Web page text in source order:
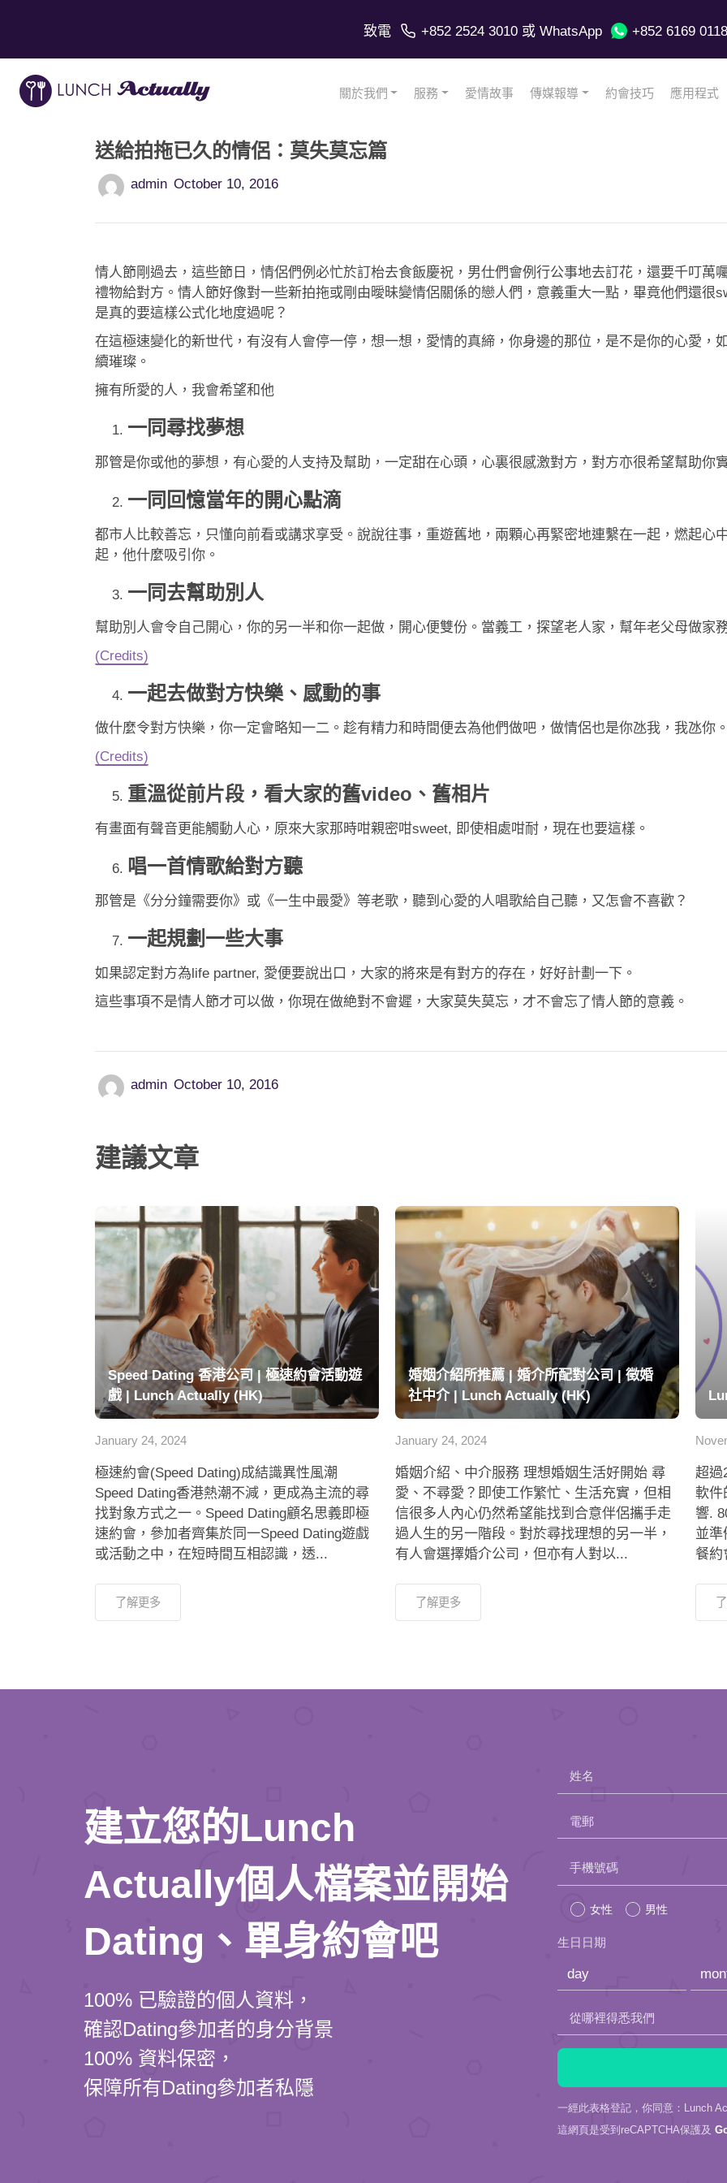
致電 +852 2524 3010或 WhatsApp +852 6169 0118
關於我們 服務 愛情故事 傳媒報導 約會技巧 應用程式
送給拍拖已久的情侶：莫失莫忘篇
admin October 10, 2016
情人節剛過去，這些節日，情侶們例必忙於訂枱去食飯慶祝，男仕們會例行公事地去訂花，還要千叮萬
禮物給對方。情人節好像對一些新拍拖或剛由曖昧變情侶關係的戀人們，意義重大一點，畢竟他們還很
是真的要這樣公式化地度過呢？
在這極速變化的新世代，有沒有人會停一停，想一想，愛情的真締，你身邊的那位，是不是你的心愛，
續璀璨。
擁有所愛的人，我會希望和他
一同尋找夢想
那管是你或他的夢想，有心愛的人支持及幫助，一定甜在心頭，心裏很感激對方，對方亦很希望幫助你
一同回憶當年的開心點滴
都市人比較善忘，只懂向前看或講求享受。說說往事，重遊舊地，兩顆心再緊密地連繫在一起，燃起心
起，他什麼吸引你。
一同去幫助別人
幫助別人會令自己開心，你的另一半和你一起做，開心便雙份。當義工，探望老人家，幫年老父母做家
(Credits)
一起去做對方快樂、感動的事
做什麼令對方快樂，你一定會略知一二。趁有精力和時間便去為他們做吧，做情侶也是你氹我，我氹你。
(Credits)
重溫從前片段，看大家的舊video、舊相片
有畫面有聲音更能觸動人心，原來大家那時咁親密咁sweet, 即使相處咁耐，現在也要這樣。
唱一首情歌給對方聽
那管是《分分鐘需要你》或《一生中最愛》等老歌，聽到心愛的人唱歌給自己聽，又怎會不喜歡？
一起規劃一些大事
如果認定對方為life partner, 愛便要說出口，大家的將來是有對方的存在，好好計劃一下。
這些事項不是情人節才可以做，你現在做絶對不會遲，大家莫失莫忘，才不會忘了情人節的意義。
admin October 10, 2016
建議文章
Speed Dating 香港公司 | 極速約會活動遊
戲 | Lunch Actually (HK)
January 24, 2024
極速約會(Speed Dating)成結識異性風潮
Speed Dating香港熱潮不減，更成為主流的尋
找對象方式之一。Speed Dating顧名思義即極
速約會，參加者齊集於同一Speed Dating遊戲
或活動之中，在短時間互相認識，透...
了解更多
婚姻介紹所推薦 | 婚介所配對公司 | 徵婚
社中介 | Lunch Actually (HK)
January 24, 2024
婚姻介紹、中介服務 理想婚姻生活好開始 尋
愛、不尋愛？即使工作繁忙、生活充實，但相
信很多人內心仍然希望能找到合意伴侶攜手走
過人生的另一階段。對於尋找理想的另一半，
有人會選擇婚介公司，但亦有人對以...
了解更多
超過
軟件
響.
並準
餐約
建立您的Lunch
Actually個人檔案並開始
Dating、單身約會吧
100% 已驗證的個人資料，
確認Dating參加者的身分背景
100% 資料保密，
保障所有Dating參加者私隱
姓名
電郵
Please
field
empty.
手機號碼
女性 男性
生日日期
從哪裡得悉我們
一經此表格登記，你同意：Lunch
這網頁是受到reCAPTCHA保護及